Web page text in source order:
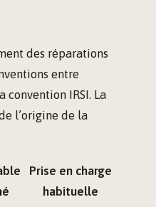
des réparations
entre
convention IRSI. La
l’origine de la
Prise en charge
habituelle